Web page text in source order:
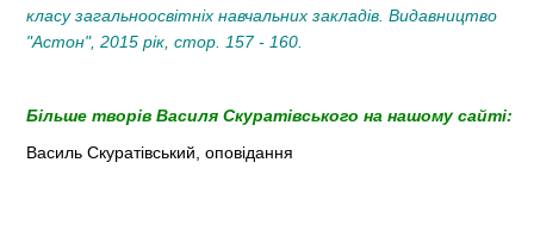
класу загальноосвітніх навчальних закладів. Видавництво
"Астон", 2015 рік, стор. 157 - 160.
Більше творів Василя Скуратівського на нашому сайті:
Василь Скуратівський, оповідання